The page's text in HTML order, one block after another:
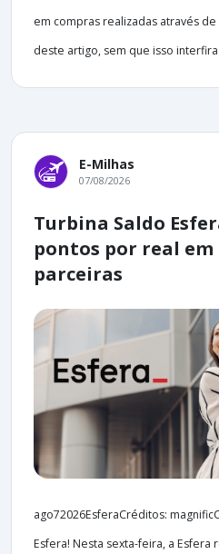
em compras realizadas através
deste artigo, sem que isso
E-Milhas
07/08/2026
Turbina Saldo
pontos por real em
parceiras
ago72026EsferaCréditos:
Esfera! Nesta sexta-feira, a Esfera